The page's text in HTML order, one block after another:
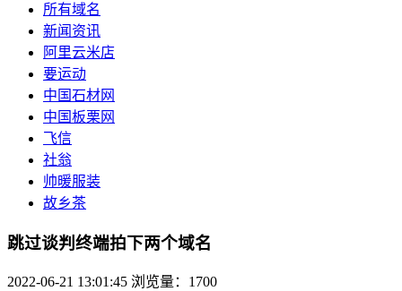
所有域名
新闻资讯
阿里云米店
要运动
中国石材网
中国板栗网
飞信
社翁
帅暖服装
故乡茶
跳过谈判终端拍下两个域名
2022-06-21 13:01:45 浏览量：1700